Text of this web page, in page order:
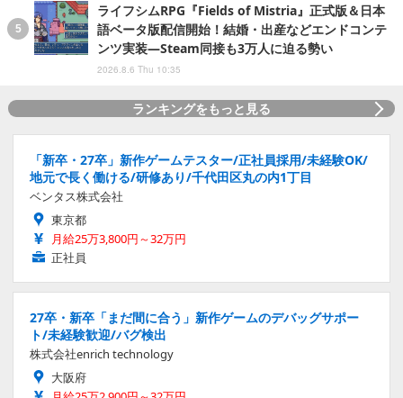
ライフシムRPG『Fields of Mistria』正式版＆日本
語ベータ版配信開始！結婚・出産などエンドコンテ
ンツ実装―Steam同接も3万人に迫る勢い
2026.8.6 Thu 10:35
ランキングをもっと見る
「新卒・27卒」新作ゲームテスター/正社員採用/未経験OK/
地元で長く働ける/研修あり/千代田区丸の内1丁目
ベンタス株式会社
東京都
月給25万3,800円～32万円
正社員
27卒・新卒「まだ間に合う」新作ゲームのデバッグサポー
ト/未経験歓迎/バグ検出
株式会社enrich technology
大阪府